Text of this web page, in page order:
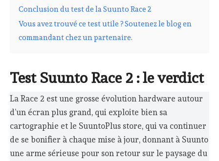
Conclusion du test de la Suunto Race 2
Vous avez trouvé ce test utile ? Soutenez le blog en
commandant chez un partenaire.
Test Suunto Race 2 : le verdict
La Race 2 est une grosse évolution hardware autour
d’un écran plus grand, qui exploite bien sa
cartographie et le SuuntoPlus store, qui va continuer
de se bonifier à chaque mise à jour, donnant à Suunto
une arme sérieuse pour son retour sur le paysage du